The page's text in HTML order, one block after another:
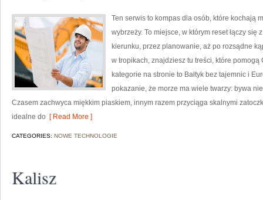
Ten serwis to kompas dla osób, które kochają
wybrzeży. To miejsce, w którym reset łączy
kierunku, przez planowanie, aż po rozsądne
w tropikach, znajdziesz tu treści, które
kategorie na stronie to Bałtyk bez tajemnic i
pokazanie, że morze ma wiele twarzy: bywa
Czasem zachwyca miękkim piaskiem, innym razem przyciąga skalnymi
idealne do [ Read More ]
CATEGORIES: NOWE TECHNOLOGIE
Kalisz